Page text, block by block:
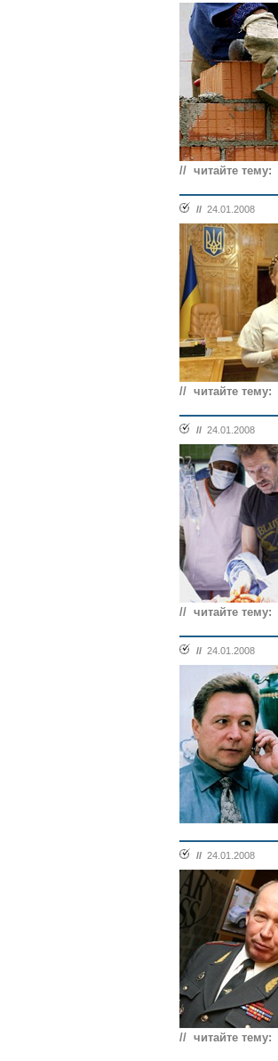
// читайте тему:
// 24.01.2008
// читайте тему:
// 24.01.2008
// читайте тему:
// 24.01.2008
// 24.01.2008
// читайте тему: